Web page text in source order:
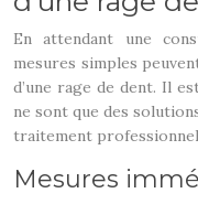
En attendant une
mesures simples
d’une rage de dent. Il
ne sont que des
traitement
Mesures